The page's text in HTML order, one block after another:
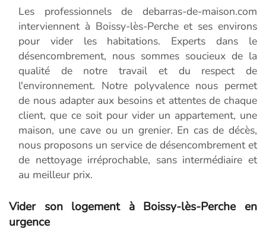
Les professionnels de debarras-de-maison.com
interviennent à Boissy-lès-Perche et ses environs
pour vider les habitations. Experts dans le
désencombrement, nous sommes soucieux de la
qualité de notre travail et du respect de
l'environnement. Notre polyvalence nous permet
de nous adapter aux besoins et attentes de chaque
client, que ce soit pour vider un appartement, une
maison, une cave ou un grenier. En cas de décès,
nous proposons un service de désencombrement et
de nettoyage irréprochable, sans intermédiaire et
au meilleur prix.
Vider son logement à Boissy-lès-Perche en
urgence